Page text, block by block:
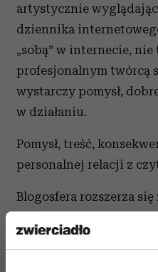
artystycznie
dziennika
„sobą” w internecie, nie
profesjonalnym twórcą
wystarczy pomysł,
w działaniu.
Pomysł, treść,
personalnej relacji z
Blogosfera rozszerza
i młodzieży, na